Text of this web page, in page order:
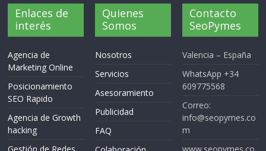
Enlaces de
interés
Agencia de
Marketing Online
Posicionamiento
SEO Rapido
Agencia de Growth
hacking
Gestión de Redes
Quienes
Somos
Nosotros
Servicios
Asesoramiento
Publicidad
FAQ
Contacto
SeoPymes
Valencia – España
WhatsApp +34
609775568
Correo:
info@seopymes.co
m
www.seopymes.co